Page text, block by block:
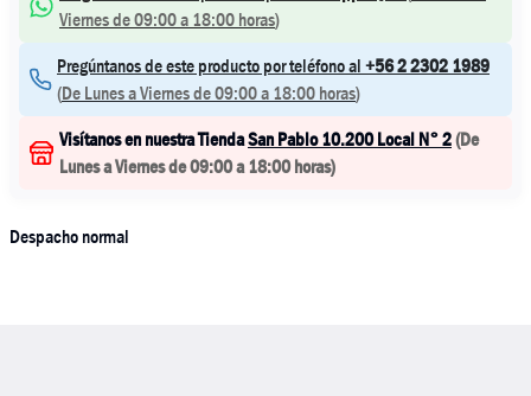
Viernes de 09:00 a 18:00 horas)
Pregúntanos de este producto por teléfono al+56 2 2302 1989
(De Lunes a Viernes de 09:00 a 18:00 horas)
Visítanos en nuestra TiendaSan Pablo 10.200 Local N° 2(De
Lunes a Viernes de 09:00 a 18:00 horas)
Despacho normal